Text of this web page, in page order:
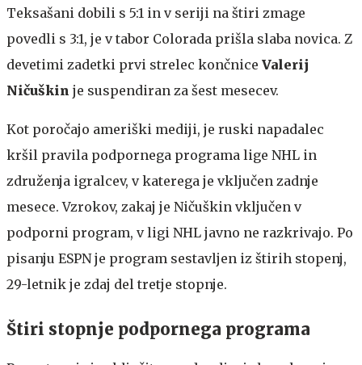
Teksašani dobili s 5:1 in v seriji na štiri zmage
povedli s 3:1, je v tabor Colorada prišla slaba novica. Z
devetimi zadetki prvi strelec končnice Valerij
Ničuškin je suspendiran za šest mesecev.
Kot poročajo ameriški mediji, je ruski napadalec
kršil pravila podpornega programa lige NHL in
združenja igralcev, v katerega je vključen zadnje
mesece. Vzrokov, zakaj je Ničuškin vključen v
podporni program, v ligi NHL javno ne razkrivajo. Po
pisanju ESPN je program sestavljen iz štirih stopenj,
29-letnik je zdaj del tretje stopnje.
Štiri stopnje podpornega programa